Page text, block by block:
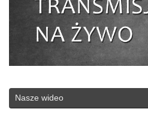
Nasze wideo